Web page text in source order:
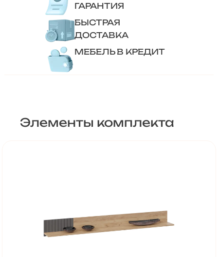
ГАРАНТИЯ
БЫСТРАЯ
ДОСТАВКА
МЕБЕЛЬ В КРЕДИТ
Элементы комплекта